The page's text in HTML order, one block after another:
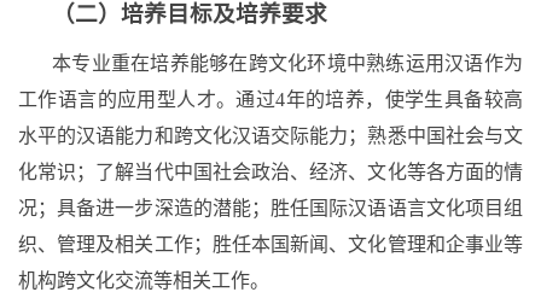
（二）培养目标及培养要求
本专业重在培养能够在跨文化环境中熟练运用汉语作为
工作语言的应用型人才。通过4年的培养，使学生具备较高
水平的汉语能力和跨文化汉语交际能力；熟悉中国社会与文
化常识；了解当代中国社会政治、经济、文化等各方面的情
况；具备进一步深造的潜能；胜任国际汉语语言文化项目组
织、管理及相关工作；胜任本国新闻、文化管理和企事业等
机构跨文化交流等相关工作。